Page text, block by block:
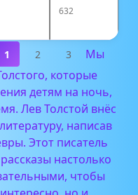
632
1 2 3
Мы
которые
детям на ночь,
Лев Толстой внёс
написав
Этот писатель
настолько
чтобы